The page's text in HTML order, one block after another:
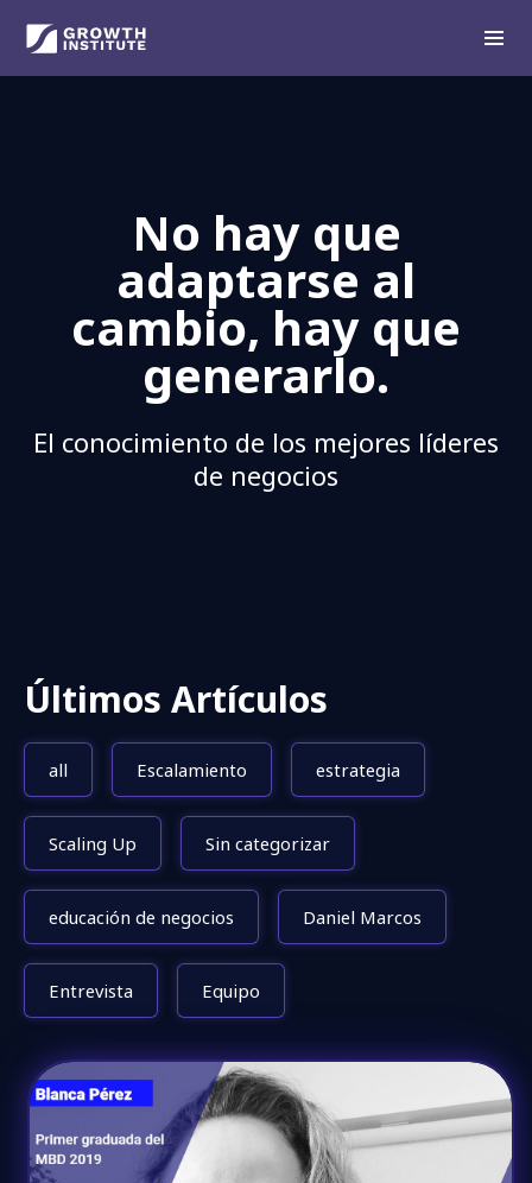
No hay que
adaptarse al
cambio, hay que
generarlo.
El conocimiento de los mejores líderes
de negocios
Últimos Artículos
all Escalamiento estrategia
Scaling Up Sin categorizar
educación de negocios Daniel Marcos
Entrevista Equipo